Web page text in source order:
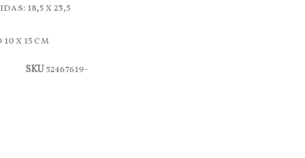
18,5 x 23,5
x 15 cm
SKU52467619-